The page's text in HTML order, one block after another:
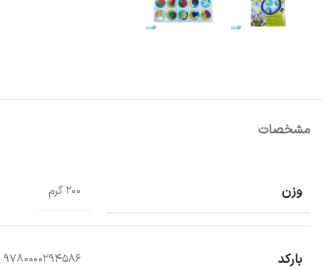
مشخصات
وزن 200 گرم
بارکد 9780000294586